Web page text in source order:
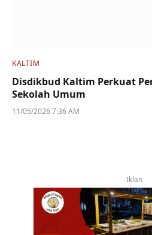
KALTIM
Disdikbud Kaltim Perkuat
Sekolah Umum
11/05/2026 7:36 AM
Iklan